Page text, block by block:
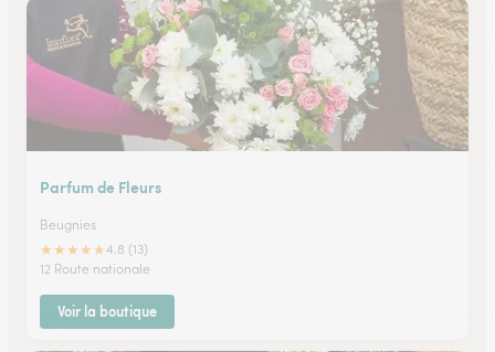
Parfum de Fleurs
Beugnies
★★★★★4.8 (13)
12 Route nationale
Voir la boutique